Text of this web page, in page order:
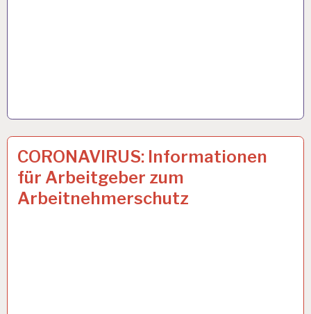
50PLUS…
CORONAVIRUS: Informationen
für Arbeitgeber zum
Arbeitnehmerschutz
7 APR. 2020